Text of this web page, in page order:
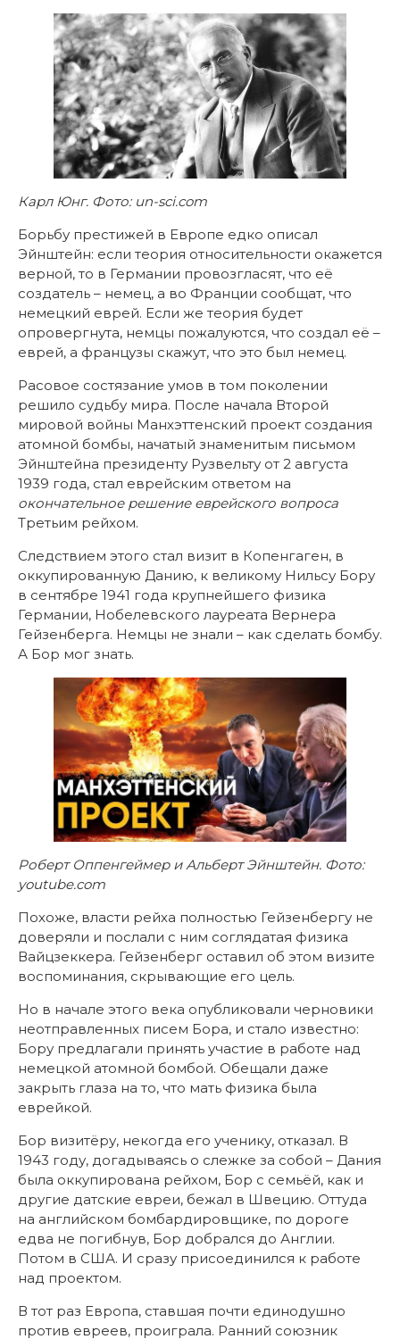
Карл Юнг. Фото: un-sci.com
Борьбу престижей в Европе едко описал
Эйнштейн: если теория относительности окажется
верной, то в Германии провозгласят, что её
создатель – немец, а во Франции сообщат, что
немецкий еврей. Если же теория будет
опровергнута, немцы пожалуются, что создал её –
еврей, а французы скажут, что это был немец.
Расовое состязание умов в том поколении
решило судьбу мира. После начала Второй
мировой войны Манхэттенский проект создания
атомной бомбы, начатый знаменитым письмом
Эйнштейна президенту Рузвельту от 2 августа
1939 года, стал еврейским ответом на
окончательное решение еврейского вопроса
Третьим рейхом.
Следствием этого стал визит в Копенгаген, в
оккупированную Данию, к великому Нильсу Бору
в сентябре 1941 года крупнейшего физика
Германии, Нобелевского лауреата Вернера
Гейзенберга. Немцы не знали – как сделать бомбу.
А Бор мог знать.
Роберт Оппенгеймер и Альберт Эйнштейн. Фото:
youtube.com
Похоже, власти рейха полностью Гейзенбергу не
доверяли и послали с ним соглядатая физика
Вайцзеккера. Гейзенберг оставил об этом визите
воспоминания, скрывающие его цель.
Но в начале этого века опубликовали черновики
неотправленных писем Бора, и стало известно:
Бору предлагали принять участие в работе над
немецкой атомной бомбой. Обещали даже
закрыть глаза на то, что мать физика была
еврейкой.
Бор визитёру, некогда его ученику, отказал. В
1943 году, догадываясь о слежке за собой – Дания
была оккупирована рейхом, Бор с семьёй, как и
другие датские евреи, бежал в Швецию. Оттуда
на английском бомбардировщике, по дороге
едва не погибнув, Бор добрался до Англии.
Потом в США. И сразу присоединился к работе
над проектом.
В тот раз Европа, ставшая почти единодушно
против евреев, проиграла. Ранний союзник